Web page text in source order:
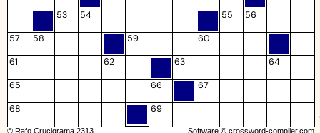
53 54 55 56
57 58 59 60
61 62 63 64
65 66 67
68 69
© Rafo Crucigrama 2313 Software © crossword-compiler.com